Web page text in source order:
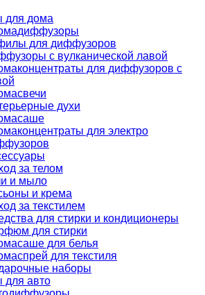
для дома
для диффузоров
с вулканической лавой
для диффузоров с
духи
для электро
за телом
и мыло
и крема
за текстилем
для стирки и кондиционеры
для стирки
для белья
для текстиля
наборы
для авто